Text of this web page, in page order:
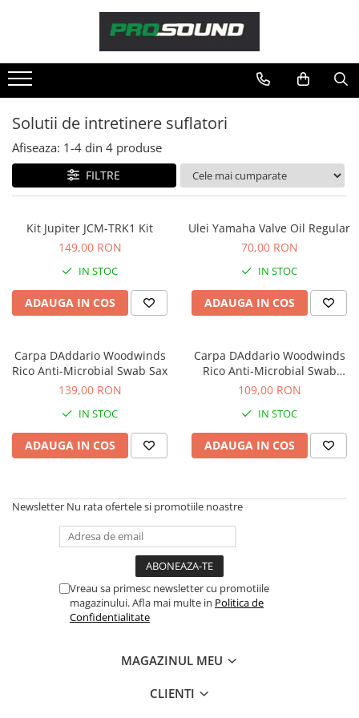
Sonorizare / PA
Adaptoare phantom
Adresare publica 100V
Amplificatoare Audio
Boxe Audio
Mixere audio
Monitorizare In-Ear
Pickup-uri, platane & accesorii
Playere si Recordere
Procesoare si efecte
Stabilizatoare de tensiune UPS si
Power Conditioner
Unelte Audio
Microfoane
Accesorii de microfoane
Microfoane de broadcast
Microfoane de instrumente
Microfoane de masurare si
Microfoane de studio
Microfoane de Suprafata
Microfoane de voce si live
Microfoane podcast, USB, iOS /
Solutii de intretinere suflatori
Afiseaza: 1-4 din 4 produse
FILTRE
Kit Jupiter JCM-TRK1 Kit
149,00 RON
IN STOC
ADAUGA IN COS
Ulei Yamaha Valve Oil Regular
70,00 RON
IN STOC
ADAUGA IN COS
Carpa DAddario Woodwinds
Rico Anti-Microbial Swab Sax
139,00 RON
IN STOC
ADAUGA IN COS
Carpa DAddario Woodwinds
Rico Anti-Microbial Swab
Clarinet
109,00 RON
IN STOC
ADAUGA IN COS
Newsletter Nu rata ofertele si promotiile noastre
Vreau sa primesc newsletter cu promotiile
magazinului. Afla mai multe in Politica de
Confidentialitate
MAGAZINUL MEU
CLIENTI